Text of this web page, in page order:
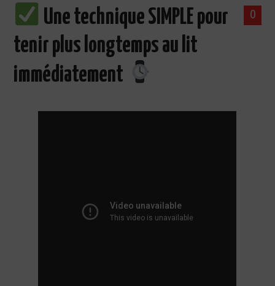
A PROPOS
CADEAU
0
Une technique SIMPLE pour
tenir plus longtemps au lit
immédiatement